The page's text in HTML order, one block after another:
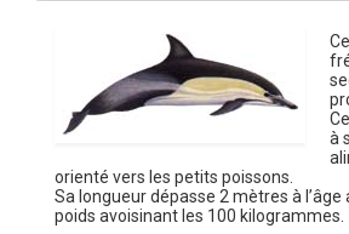
à
orienté vers les petits poissons.
Sa longueur dépasse 2 mètres à l’âge
poids avoisinant les 100 kilogrammes.